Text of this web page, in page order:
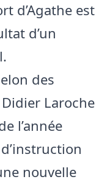
d’Agathe est
d’un
des
Laroche
l’année
nouvelle